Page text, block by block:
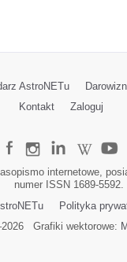
AstroNETu
Kontakt
Zaloguj
internetowe,
numer ISSN 1689-5592.
Polityka
2026Grafiki wektorowe: